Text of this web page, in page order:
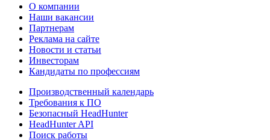
О компании
Наши вакансии
Партнерам
Реклама на сайте
Новости и статьи
Инвесторам
Кандидаты по профессиям
Производственный календарь
Требования к ПО
Безопасный HeadHunter
HeadHunter API
Поиск работы